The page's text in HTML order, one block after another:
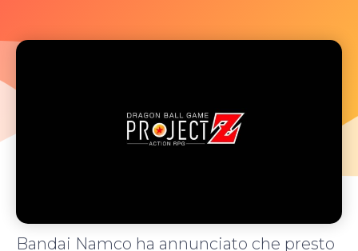
Bandai Namco ha annunciato che presto